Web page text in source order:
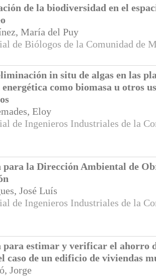
de la biodiversidad en el
María del Puy
de Biólogos de la Comunidad de
in situ de algas en las
como biomasa u otros
Eloy
de Ingenieros Industriales de la
para la Dirección Ambiental de
José Luís
de Ingenieros Industriales de la
para estimar y verificar el ahorro
caso de un edificio de viviendas
Jorge